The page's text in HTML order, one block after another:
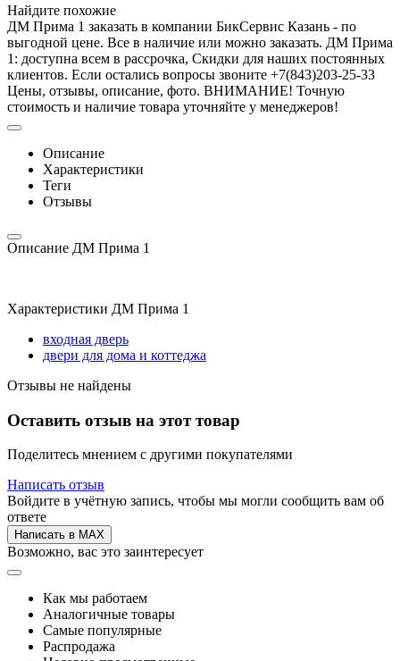
Найдите похожие
ДМ Прима 1 заказать в компании БикСервис Казань - по
выгодной цене. Все в наличие или можно заказать. ДМ Прима
1: доступна всем в рассрочка, Скидки для наших постоянных
клиентов. Если остались вопросы звоните +7(843)203-25-33
Цены, отзывы, описание, фото. ВНИМАНИЕ! Точную
стоимость и наличие товара уточняйте у менеджеров!
Описание
Характеристики
Теги
Отзывы
Описание ДМ Прима 1
Характеристики ДМ Прима 1
входная дверь
двери для дома и коттеджа
Отзывы не найдены
Оставить отзыв на этот товар
Поделитесь мнением с другими покупателями
Написать отзыв
Войдите в учётную запись, чтобы мы могли сообщить вам об
ответе
Написать в MAX
Возможно, вас это заинтересует
Как мы работаем
Аналогичные товары
Самые популярные
Распродажа